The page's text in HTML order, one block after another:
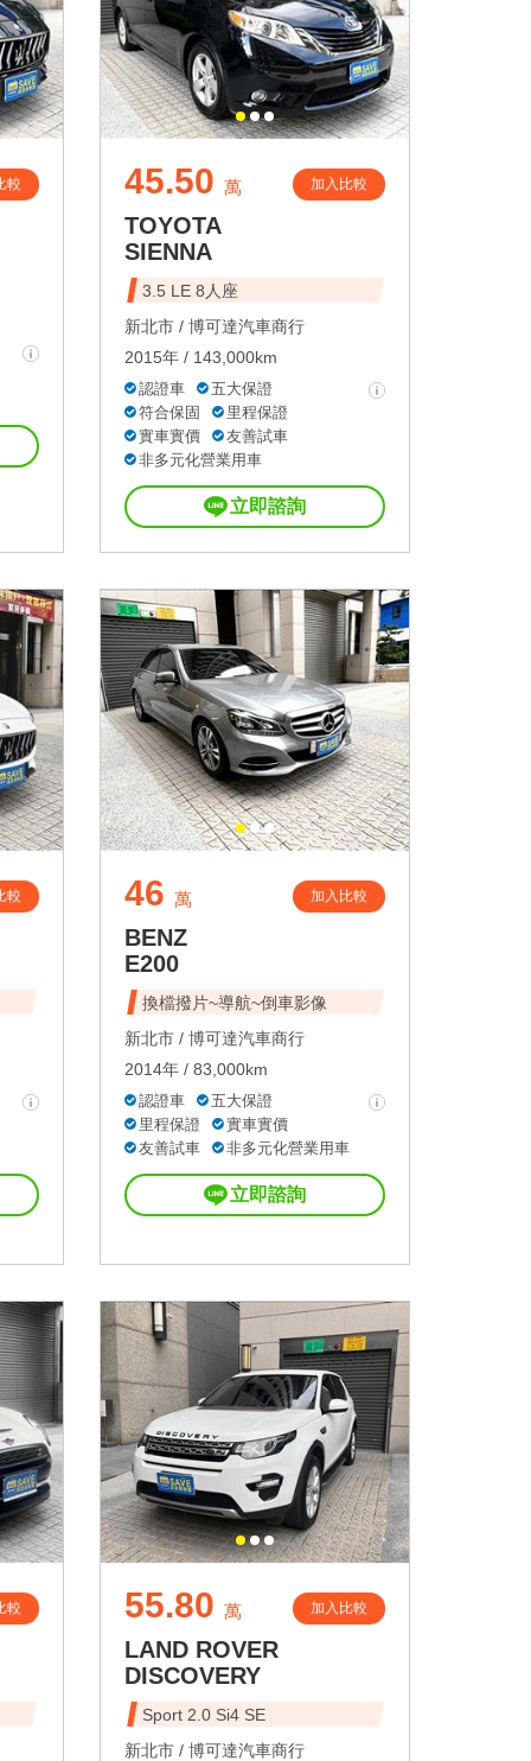
較 45.50 萬 加入比較
TOYOTA
SIENNA
3.5 LE 8人座
新北市 / 博可達汽車商行
2015年 / 143,000km
認證車
五大保證
符合保固
里程保證
實車實價
友善試車
非多元化營業用車
立即諮詢
較 46 萬 加入比較
BENZ
E200
換檔撥片~導航~倒車影像
新北市 / 博可達汽車商行
2014年 / 83,000km
認證車
五大保證
里程保證
實車實價
友善試車
非多元化營業用車
立即諮詢
較 55.80 萬 加入比較
LAND ROVER
DISCOVERY
Sport 2.0 Si4 SE
新北市 / 博可達汽車商行